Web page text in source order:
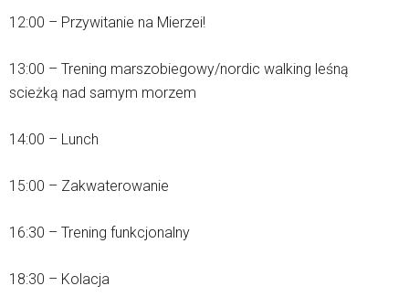
12:00 – Przywitanie na Mierzei!
13:00 – Trening marszobiegowy/nordic walking leśną
scieżką nad samym morzem
14:00 – Lunch
15:00 – Zakwaterowanie
16:30 – Trening funkcjonalny
18:30 – Kolacja